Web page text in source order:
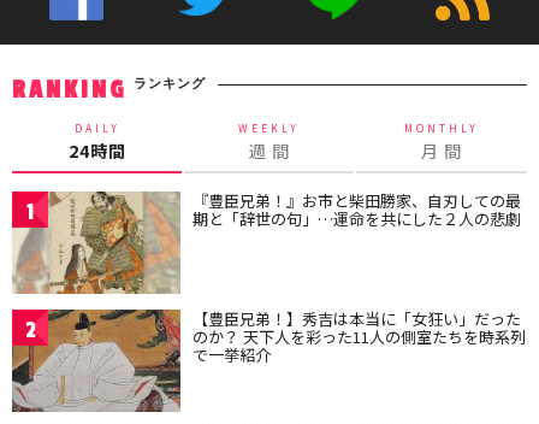
RANKING ランキング
DAILY
24時間
WEEKLY
週 間
MONTHLY
月 間
1 『豊臣兄弟！』お市と柴田勝家、自刃しての最
期と「辞世の句」…運命を共にした２人の悲劇
2 【豊臣兄弟！】秀吉は本当に「女狂い」だった
のか？ 天下人を彩った11人の側室たちを時系列
で一挙紹介